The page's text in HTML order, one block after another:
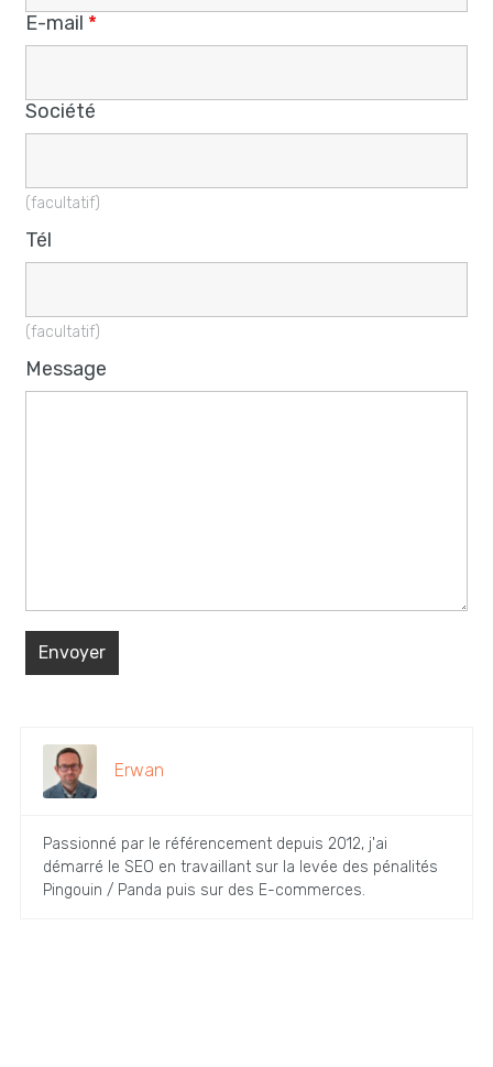
E-mail *
Société
(facultatif)
Tél
(facultatif)
Message
Erwan
Passionné par le référencement depuis 2012, j'ai
démarré le SEO en travaillant sur la levée des pénalités
Pingouin / Panda puis sur des E-commerces.